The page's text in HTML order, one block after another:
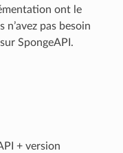
ont le
n’avez pas besoin
SpongeAPI.
+ version